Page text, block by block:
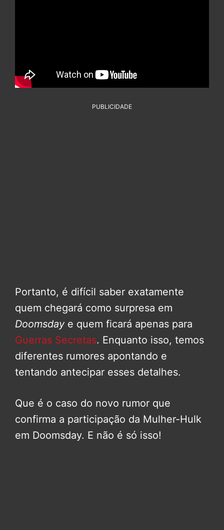
PUBLICIDADE
Portanto, é difícil saber exatamente
quem chegará como surpresa em
Doomsday e quem ficará apenas para
Guerras Secretas. Enquanto isso, temos
diferentes rumores apontando e
tentando antecipar esses detalhes.
Que é o caso do novo rumor que
confirma a participação da Mulher-Hulk
em Doomsday. E não é só isso!